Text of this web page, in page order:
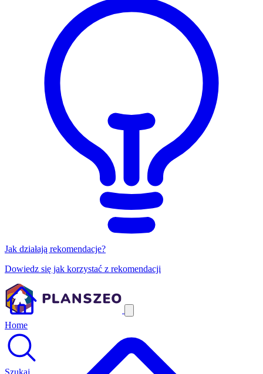
Jak działają rekomendacje?
Dowiedz się jak korzystać z rekomendacji
Home
Szukaj